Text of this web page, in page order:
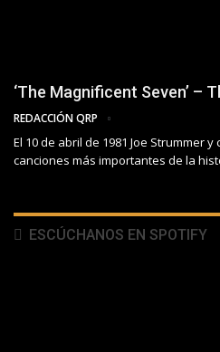
‘The Magnificent Seven’ –
REDACCIÓN QRP
El 10 de abril de 1981 Joe Strummer
canciones más importantes de la
ESCÚCHANOS EN SPOTIFY